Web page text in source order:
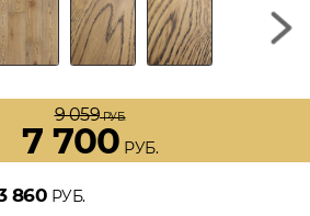
9 059РУБ.
7 700 РУБ.
860 РУБ.